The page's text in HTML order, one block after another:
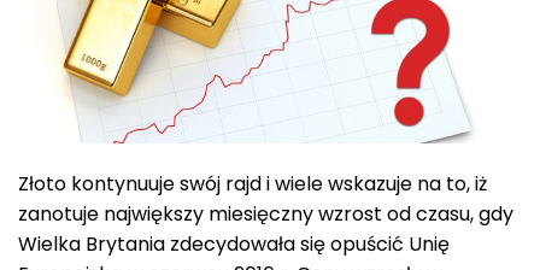
Złoto kontynuuje swój rajd i wiele wskazuje na to, iż
zanotuje największy miesięczny wzrost od czasu, gdy
Wielka Brytania zdecydowała się opuścić Unię